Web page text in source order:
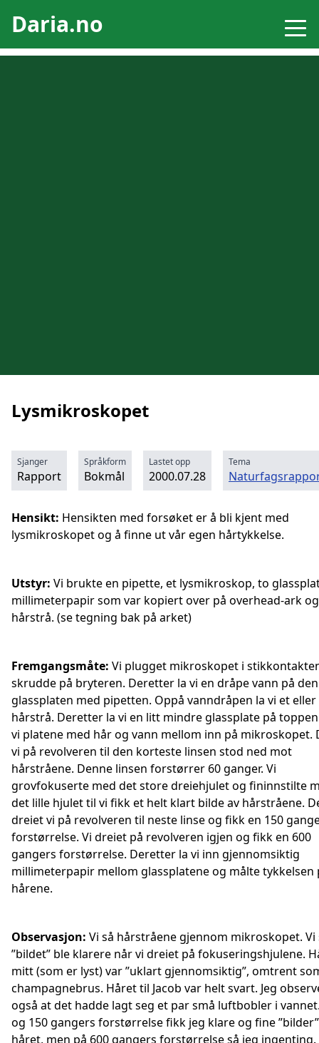
Daria.no
Lysmikroskopet
Sjanger
Rapport
Språkform
Bokmål
Lastet opp
2000.07.28
Tema
Hensikt: Hensikten med forsøket er å bli kjent med
lysmikroskopet og å finne ut vår egen hårtykkelse.
Utstyr: Vi brukte en pipette, et lysmikroskop, to
millimeterpapir som var kopiert over på overhead-ark og
hårstrå. (se tegning bak på arket)
Fremgangsmåte: Vi plugget mikroskopet i
skrudde på bryteren. Deretter la vi en dråpe vann på
glassplaten med pipetten. Oppå vanndråpen la vi et
hårstrå. Deretter la vi en litt mindre glassplate på
vi platene med hår og vann mellom inn på mikroskopet.
vi på revolveren til den korteste linsen stod ned mot
hårstråene. Denne linsen forstørrer 60 ganger. Vi
grovfokuserte med det store dreiehjulet og fininnstilte
det lille hjulet til vi fikk et helt klart bilde av hårstråene.
dreiet vi på revolveren til neste linse og fikk en 150
forstørrelse. Vi dreiet på revolveren igjen og fikk en 600
gangers forstørrelse. Deretter la vi inn gjennomsiktig
millimeterpapir mellom glassplatene og målte tykkelsen
hårene.
Observasjon: Vi så hårstråene gjennom mikroskopet. Vi
”bildet” ble klarere når vi dreiet på fokuseringshjulene.
mitt (som er lyst) var ”uklart gjennomsiktig”, omtrent
champagnebrus. Håret til Jacob var helt svart. Jeg
også at det hadde lagt seg et par små luftbobler i
og 150 gangers forstørrelse fikk jeg klare og fine
håret, men på 600 gangers forstørrelse så jeg ingenting.